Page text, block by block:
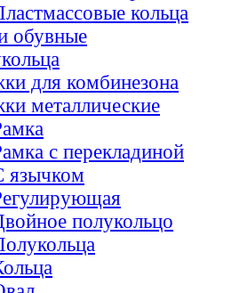
кольца
обувные
для комбинезона
металлические
с перекладиной
язычком
полукольцо